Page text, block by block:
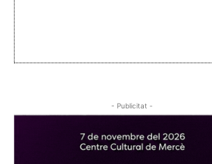
- Publicitat -